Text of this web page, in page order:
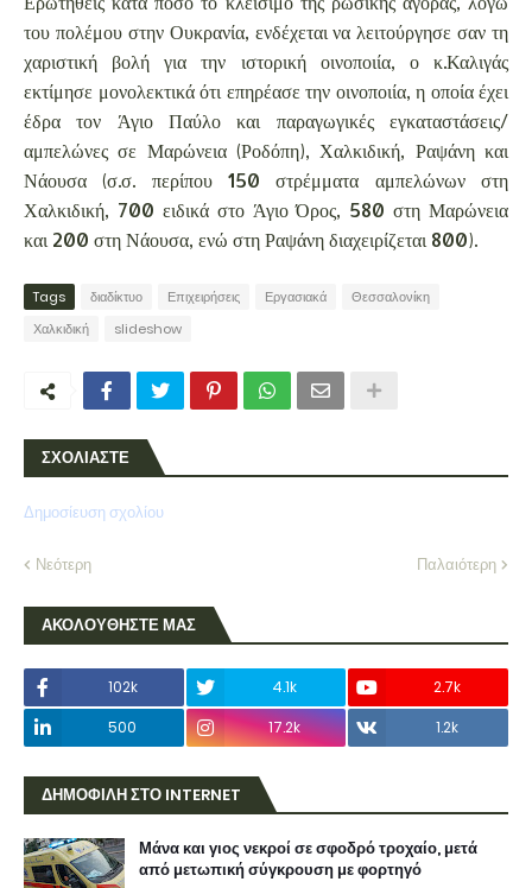
του πολέμου στην Ουκρανία, ενδέχεται να λειτούργησε σαν τη
χαριστική βολή για την ιστορική οινοποιία, ο κ.Καλιγάς
εκτίμησε μονολεκτικά ότι επηρέασε την οινοποιία, η οποία έχει
έδρα τον Άγιο Παύλο και παραγωγικές εγκαταστάσεις/
αμπελώνες σε Μαρώνεια (Ροδόπη), Χαλκιδική, Ραψάνη και
Νάουσα (σ.σ. περίπου 150 στρέμματα αμπελώνων στη
Χαλκιδική, 700 ειδικά στο Άγιο Όρος, 580 στη Μαρώνεια
και 200 στη Νάουσα, ενώ στη Ραψάνη διαχειρίζεται 800).
Tags διαδίκτυο Επιχειρήσεις Εργασιακά
Θεσσαλονίκη
Χαλκιδική
slideshow
ΣΧΟΛΙΑΣΤΕ
Δημοσίευση σχολίου
Νεότερη Παλαιότερη
ΑΚΟΛΟΥΘΗΣΤΕ ΜΑΣ
102k 4.1k
2.7k
500
17.2k 1.2k
ΔΗΜΟΦΙΛΗ ΣΤΟ INTERNET
Μάνα και γιος νεκροί σε σφοδρό τροχαίο, μετά
από μετωπική σύγκρουση με φορτηγό